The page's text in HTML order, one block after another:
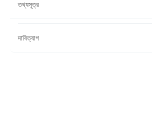
তথ্যসূত্র
https://pubmed.ncbi.nlm.nih.gov/30898624/
দাবিত্যাগ